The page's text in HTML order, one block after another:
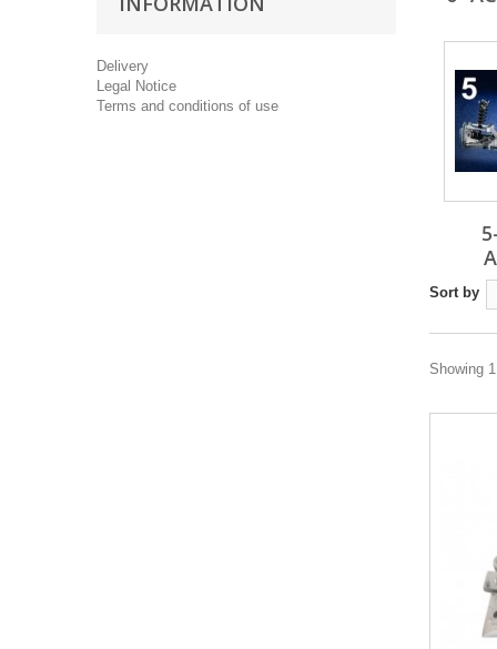
Delivery
Legal Notice
Terms and conditions of use
Sort by
Showing